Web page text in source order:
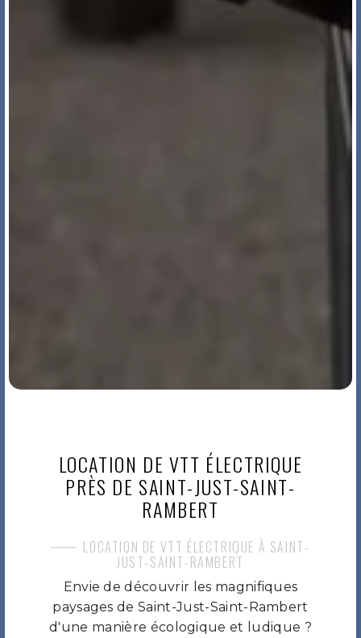
LOCATION DE VTT ÉLECTRIQUE
PRÈS DE SAINT-JUST-SAINT-
RAMBERT
LOCATION DE VTT ÉLECTRIQUE À SAINT-
JUST-SAINT-RAMBERT
Envie de découvrir les magnifiques
paysages de Saint-Just-Saint-Rambert
d'une manière écologique et ludique ?